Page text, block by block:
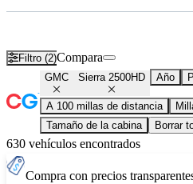
Filtro (2)Compara
GMC Sierra 2500HD Año
A 100 millas de distancia
Tamaño de la cabina
Borrar
630 vehículos encontrados
Compra con precios